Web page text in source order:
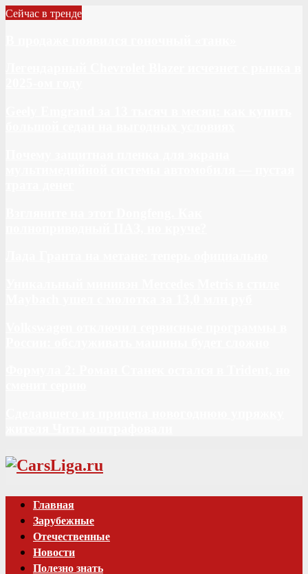
Сейчас в тренде
Vk
Главная
Зарубежные
Отечественные
Новости
Полезно знать